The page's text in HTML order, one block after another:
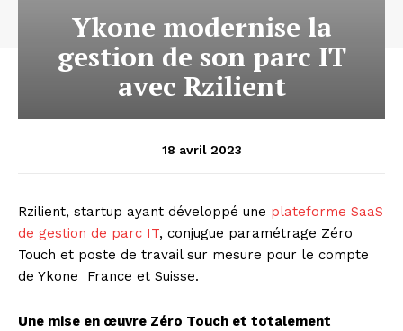
Ykone modernise la
gestion de son parc IT
avec Rzilient
18 avril 2023
Rzilient, startup ayant développé une plateforme SaaS
de gestion de parc IT, conjugue paramétrage Zéro
Touch et poste de travail sur mesure pour le compte
de Ykone France et Suisse.
Une mise en œuvre Zéro Touch et totalement